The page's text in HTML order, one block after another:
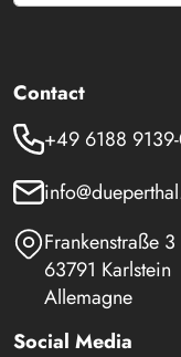
Contact
+49 6188
Frankenstraße 3
63791 Karlstein
Allemagne
Social Media